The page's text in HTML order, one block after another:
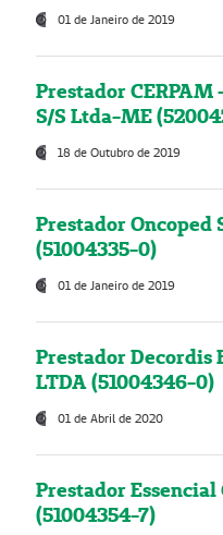
01 de Janeiro de 2019
Prestador CERPAM
S/S Ltda-ME
18 de Outubro de 2019
Prestador Oncoped
(51004335-0)
01 de Janeiro de 2019
Prestador Decordis
LTDA (51004346-0)
01 de Abril de 2020
Prestador Essencial
(51004354-7)